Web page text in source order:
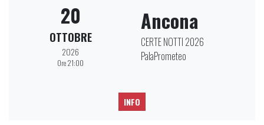
20
OTTOBRE
2026
Ore 21:00
Ancona
CERTE NOTTI 2026
PalaPrometeo
INFO